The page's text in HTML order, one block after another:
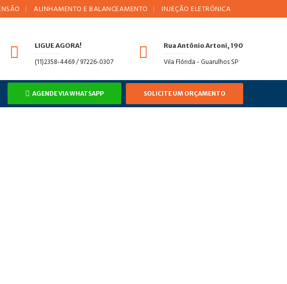
ALINHAMENTO E BALANCEAMENTO INJEÇÃO ELETRÔNICA AMORTECEDORES
LIGUE AGORA!
(11)2358-4469 / 97226-0307
Rua Antônio Artoni, 190
Vila Flórida - Guarulhos SP
AGENDE VIA WHATSAPP SOLICITE UM ORÇAMENTO